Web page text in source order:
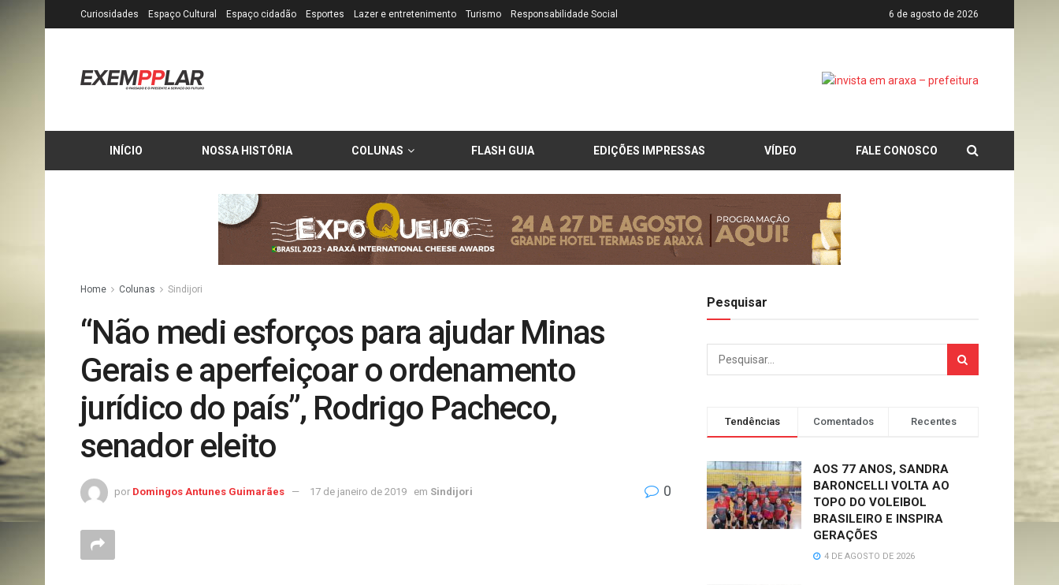
Curiosidades Espaço Cultural Espaço cidadão Esportes Lazer e entretenimento Turismo Responsabilidade Social 6 de agosto de 2026
INÍCIO NOSSA HISTÓRIA COLUNAS FLASH GUIA EDIÇÕES IMPRESSAS VÍDEO FALE CONOSCO
Home Colunas Sindijori
“Não medi esforços para ajudar Minas
Gerais e aperfeiçoar o ordenamento
jurídico do país”, Rodrigo Pacheco,
senador eleito
por Domingos Antunes Guimarães 17 de janeiro de 2019 em Sindijori 0
Pesquisar
Tendências Comentados Recentes
AOS 77 ANOS, SANDRA
BARONCELLI VOLTA AO
TOPO DO VOLEIBOL
BRASILEIRO E INSPIRA
GERAÇÕES
4 DE AGOSTO DE 2026